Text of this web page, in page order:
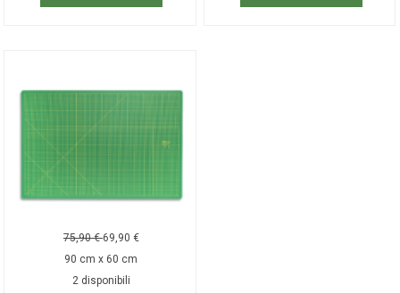
75,90€ 69,90 €
90 cm x 60 cm
2 disponibili